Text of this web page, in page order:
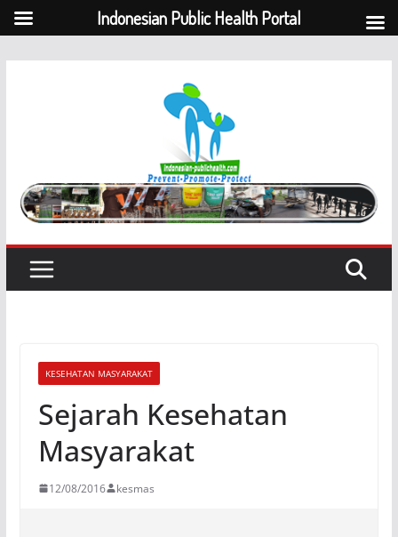
KESEHATAN MASYARAKAT
Sejarah Kesehatan
Masyarakat
12/08/2016 kesmas
Indonesian Public Health Portal